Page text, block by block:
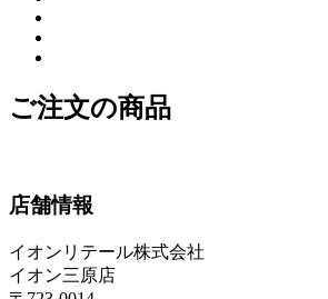
ご注文の商品
店舗情報
イオンリテール株式会社
イオン三原店